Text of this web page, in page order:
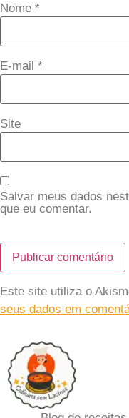
Nome *
E-mail *
Site
Salvar meus dados
que eu comentar.
Este site utiliza o
seus dados em